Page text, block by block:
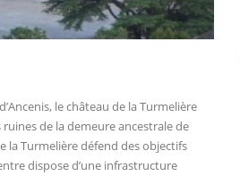
le château de la Turmelière
de la demeure ancestrale de
la Turmelière défend des objectifs
dispose d’une infrastructure